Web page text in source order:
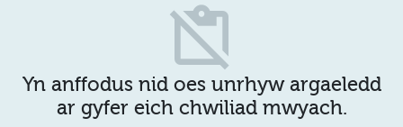
content_paste_off
Yn anffodus nid oes unrhyw argaeledd
ar gyfer eich chwiliad mwyach.